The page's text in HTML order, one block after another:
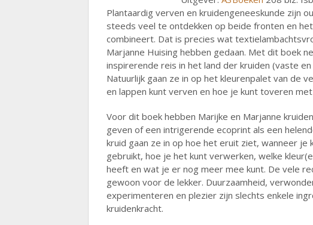
Plantaardig verven en kruidengeneeskunde zijn
steeds veel te ontdekken op beide fronten en
combineert. Dat is precies wat
Marjanne Huising hebben gedaan. Met dit boek
inspirerende reis in het land der kruiden (vaste
Natuurlijk gaan ze in op het kleurenpalet van de
en lappen kunt verven en hoe je kunt toveren
Voor dit boek hebben Marijke en Marjanne
geven of een intrigerende ecoprint als een
kruid gaan ze in op hoe het eruit ziet, wanneer
gebruikt, hoe je het kunt verwerken, welke
heeft en wat je er nog meer mee kunt. De vele
gewoon voor de lekker. Duurzaamheid,
experimenteren en plezier zijn slechts enkele
kruidenkracht.